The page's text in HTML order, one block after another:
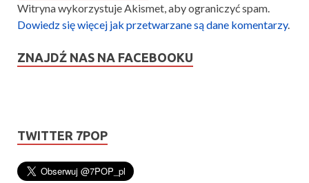
Witryna wykorzystuje Akismet, aby ograniczyć spam.
Dowiedz się więcej jak przetwarzane są dane komentarzy.
ZNAJDŹ NAS NA FACEBOOKU
TWITTER 7POP